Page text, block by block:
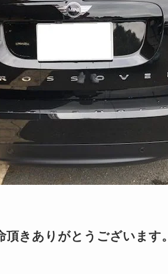
頂きありがとうございます。